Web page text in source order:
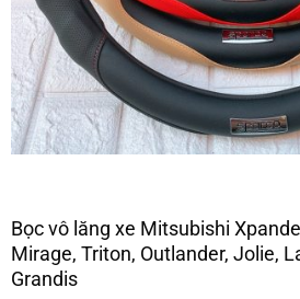
Bọc vô lăng xe Mitsubishi
Mirage, Triton, Outlander, Jolie,
Grandis